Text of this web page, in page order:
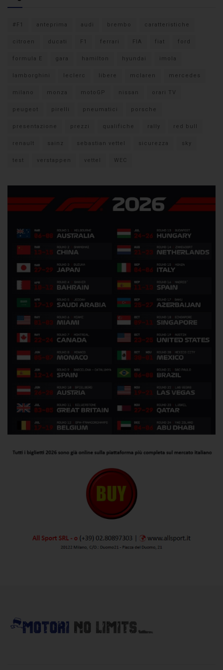
#F1 anteprima audi brembo caratteristiche
citroen ducati F1 ferrari FIA fiat ford
formula E gara hamilton hyundai imola
lamborghini leclerc libere mclaren mercedes
milano monza motoGP nissan orari TV
peugeot pirelli pneumatici porsche
presentazione prezzi qualifiche rally red bull
renault sainz sebastian vettel sicurezza sky
test verstappen vettel WEC